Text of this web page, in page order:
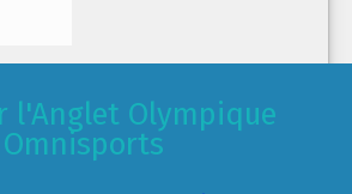
l'Anglet Olympique
Omnisports